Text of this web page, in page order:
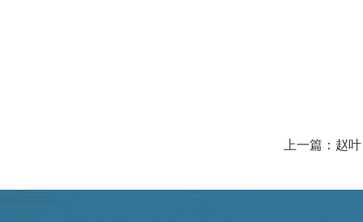
上一篇：赵叶